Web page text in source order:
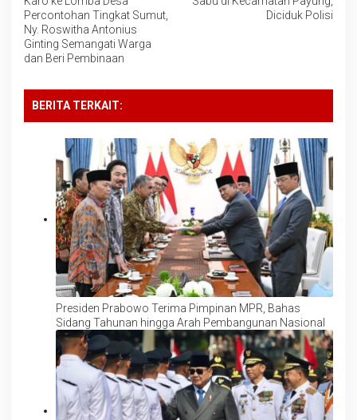
Percontohan Tingkat Sumut,
Ny. Roswitha Antonius
Ginting Semangati Warga
dan Beri Pembinaan
Diciduk Polisi
BERITA TERKAIT:
Presiden Prabowo Terima Pimpinan MPR, Bahas
Sidang Tahunan hingga Arah Pembangunan Nasional